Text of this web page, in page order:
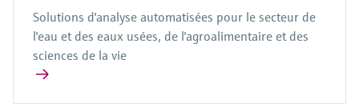
Solutions d'analyse automatisées pour le secteur de
l'eau et des eaux usées, de l'agroalimentaire et des
sciences de la vie